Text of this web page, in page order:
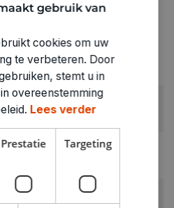
in kleur.
gebruik van
cookies om uw
te verbeteren. Door
stemt u in
overeenstemming
Lees verder
Prestatie Targeting